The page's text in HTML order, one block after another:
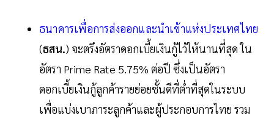
ธนาคารเพื่อการส่งออกและนำเข้าแห่งประเทศไทย
(ธสน.) จะตรึงอัตราดอกเบี้ยเงินกู้ไว้ให้นานที่สุด ใน
อัตรา Prime Rate 5.75% ต่อปี ซึ่งเป็นอัตรา
ดอกเบี้ยเงินกู้ลูกค้ารายย่อยชั้นดีที่ต่ำที่สุดในระบบ
เพื่อแบ่งเบาภาระลูกค้าและผู้ประกอบการไทย รวม